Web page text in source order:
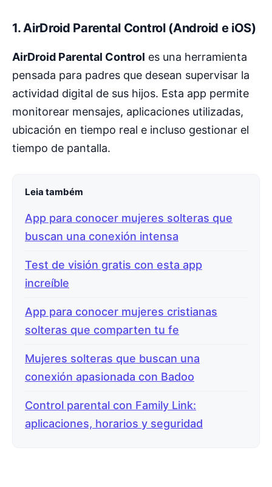
1.AirDroid Parental Control (Android e iOS)
AirDroid Parental Control es una herramienta
pensada para padres que desean supervisar la
actividad digital de sus hijos. Esta app permite
monitorear mensajes, aplicaciones utilizadas,
ubicación en tiempo real e incluso gestionar el
tiempo de pantalla.
Leia também
App para conocer mujeres solteras que
buscan una conexión intensa
Test de visión gratis con esta app
increíble
App para conocer mujeres cristianas
solteras que comparten tu fe
Mujeres solteras que buscan una
conexión apasionada con Badoo
Control parental con Family Link:
aplicaciones, horarios y seguridad